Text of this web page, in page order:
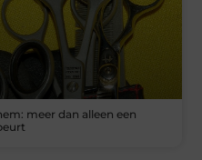
meer dan alleen een